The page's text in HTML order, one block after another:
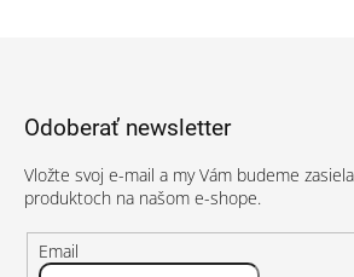
Odoberať newsletter
Vložte svoj e-mail a my Vám budeme
produktoch na našom e-shope.
Email